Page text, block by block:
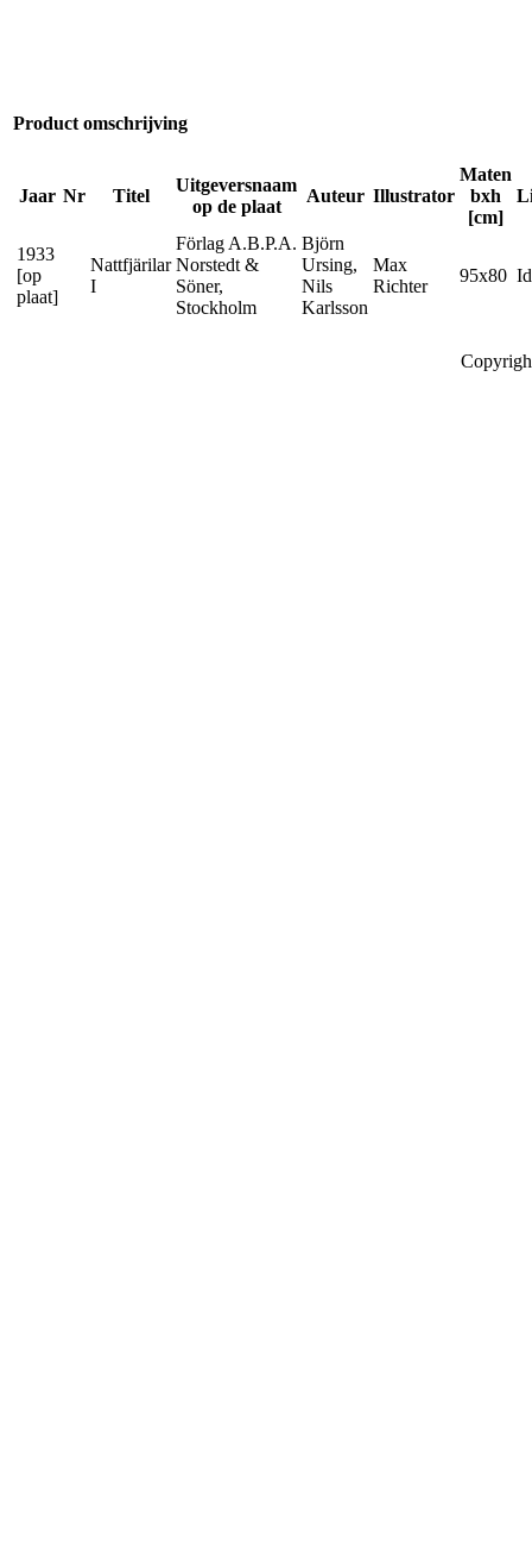
Product omschrijving
Jaar Nr Titel
Uitgeversnaam
op de plaat
Auteur Illustrator
Maten
bxh
[cm]
1933
[op
plaat]
Nattfjärilar
I
Förlag A.B.P.A.
Norstedt &
Söner,
Stockholm
Björn
Ursing,
Nils
Karlsson
Max
Richter
95x80